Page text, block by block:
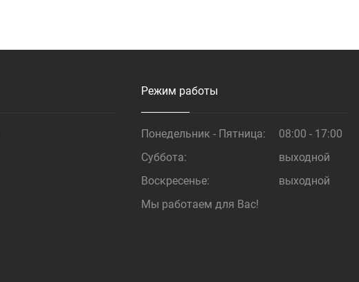
Режим работы
Понедельник - Пятница:
08:00 - 17:00
Суббота:
выходной
Воскресенье:
выходной
Мы работаем для Вас!